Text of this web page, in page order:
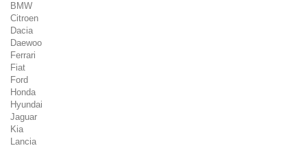
BMW
Citroen
Dacia
Daewoo
Ferrari
Fiat
Ford
Honda
Hyundai
Jaguar
Kia
Lancia